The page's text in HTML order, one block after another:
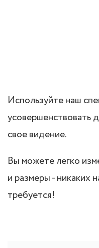
Используйте наш
усовершенствовать
свое видение.
Вы можете легко
и размеры - никаких
требуется!